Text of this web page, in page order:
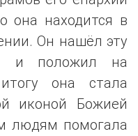
она находится в
Он нашёл эту
и положил на
она стала
иконой Божией
людям помогала